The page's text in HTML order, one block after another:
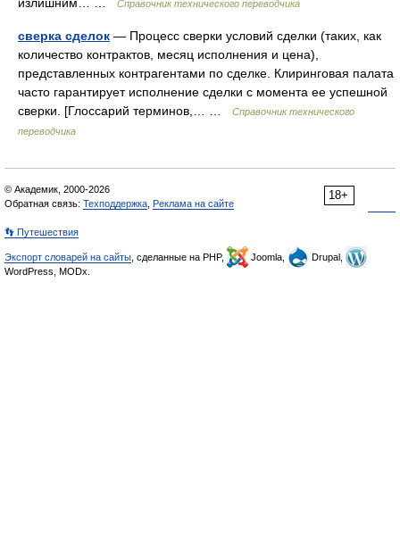
Справочник технического переводчика
сверка сделок — Процесс сверки условий сделки (таких, как
количество контрактов, месяц исполнения и цена),
представленных контрагентами по сделке. Клиринговая палата
часто гарантирует исполнение сделки с момента ее успешной
сверки. [Глоссарий терминов,… …
Справочник технического
переводчика
18+
© Академик, 2000-2026
Обратная связь: Техподдержка Реклама на сайте
👣 Путешествия
Экспорт словарей на сайты , сделанные на PHP, Joomla,
Drupal,
WordPress, MODx.